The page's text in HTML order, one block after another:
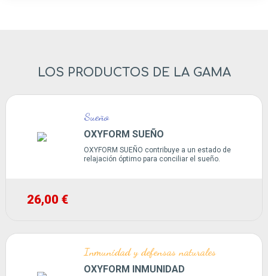
LOS PRODUCTOS DE LA GAMA
Sueño
OXYFORM SUEÑO
OXYFORM SUEÑO contribuye a un estado de
relajación óptimo para conciliar el sueño.
26,00 €
Inmunidad y defensas naturales
OXYFORM INMUNIDAD